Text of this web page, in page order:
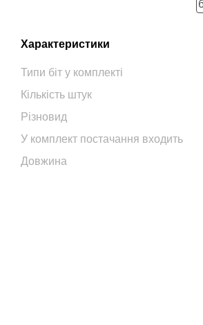
Характеристики
Типи біт у комплекті
Кількість штук
Різновид
У комплект постачання входить
Довжина